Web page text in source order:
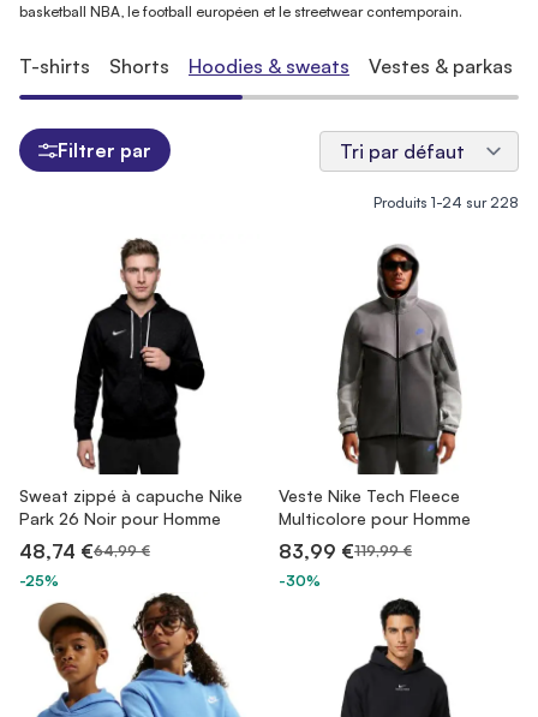
basketball NBA, le football européen et le streetwear contemporain.
Produits 1-24 sur228
Sweat zippé à capuche Nike
Park 26 Noir pour Homme
48,74 €64,99 €
-25%
Veste Nike Tech Fleece
Multicolore pour Homme
83,99 €119,99 €
-30%
T-shirts Shorts Hoodies & sweats Vestes & parkas
Filtrer par